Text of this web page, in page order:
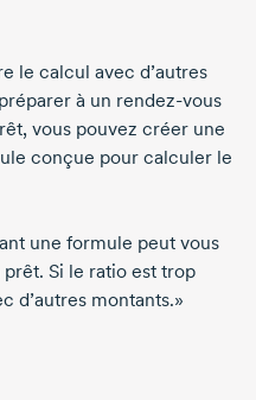
le calcul avec d’autres
à un rendez-vous
vous pouvez créer une
conçue pour calculer le
une formule peut vous
Si le ratio est trop
d’autres montants.»